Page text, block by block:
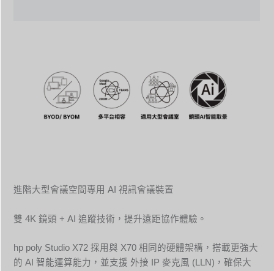
進階大型會議空間專用 AI 視訊會議裝置
雙 4K 鏡頭 + AI 追蹤技術，提升遠距協作體驗。
hp poly Studio X72 採用與 X70 相同的硬體架構，搭載更強大
的 AI 智能運算能力，並支援 外接 IP 麥克風 (LLN)，確保大